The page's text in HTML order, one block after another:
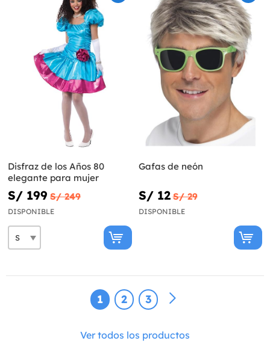
Disfraz de los Años 80
elegante para mujer
S/ 199 S/ 249
DISPONIBLE
Gafas de neón
S/ 12 S/ 29
DISPONIBLE
1 2 3
Ver todos los productos